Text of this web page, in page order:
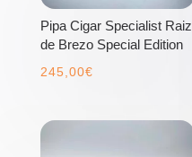
Pipa Cigar Specialist Raiz
de Brezo Special Edition
245,00€